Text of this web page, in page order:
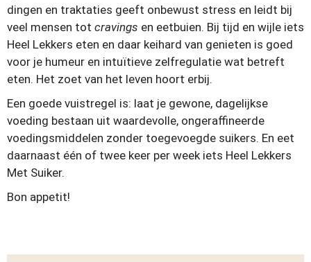
dingen en traktaties geeft onbewust stress en leidt bij
veel mensen tot cravings en eetbuien. Bij tijd en wijle iets
Heel Lekkers eten en daar keihard van genieten is goed
voor je humeur en intuïtieve zelfregulatie wat betreft
eten. Het zoet van het leven hoort erbij.
Een goede vuistregel is: laat je gewone, dagelijkse
voeding bestaan uit waardevolle, ongeraffineerde
voedingsmiddelen zonder toegevoegde suikers. En eet
daarnaast één of twee keer per week iets Heel Lekkers
Met Suiker.
Bon appetit!